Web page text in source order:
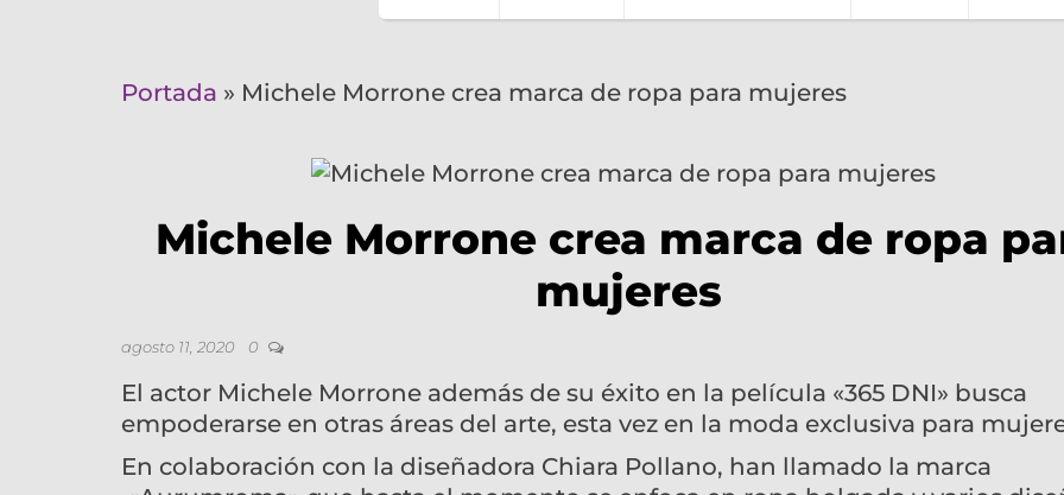
Portada » Michele Morrone crea marca de ropa para mujeres
Michele Morrone crea marca de ropa
mujeres
agosto 11, 2020 0
El actor Michele Morrone además de su éxito en la película «365 DNI» busca
empoderarse en otras áreas del arte, esta vez en la moda exclusiva para
En colaboración con la diseñadora Chiara Pollano, han llamado la marca